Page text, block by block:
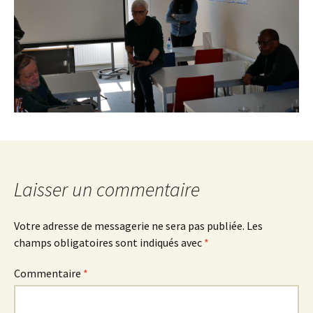
Laisser un commentaire
Votre adresse de messagerie ne sera pas publiée. Les
champs obligatoires sont indiqués avec *
Commentaire *